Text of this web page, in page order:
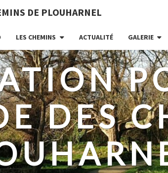
DE PLOUHARNEL
LES CHEMINS ACTUALITÉ GALERIE
DES